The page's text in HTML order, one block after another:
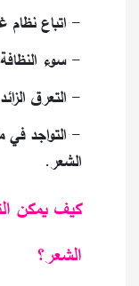
- اتباع
- سوء النظافة
- التعرق
- التواجد في
الشعر.
كيف يمكن
الشعر؟